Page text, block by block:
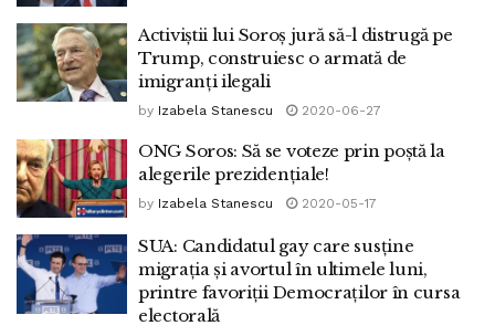
Activiștii lui Soroș jură să-l distrugă pe
Trump, construiesc o armată de
imigranți ilegali
by Izabela Stanescu 2020-06-27
ONG Soros: Să se voteze prin poștă la
alegerile prezidențiale!
by Izabela Stanescu 2020-05-17
SUA: Candidatul gay care susține
migrația și avortul în ultimele luni,
printre favoriții Democraților în cursa
electorală